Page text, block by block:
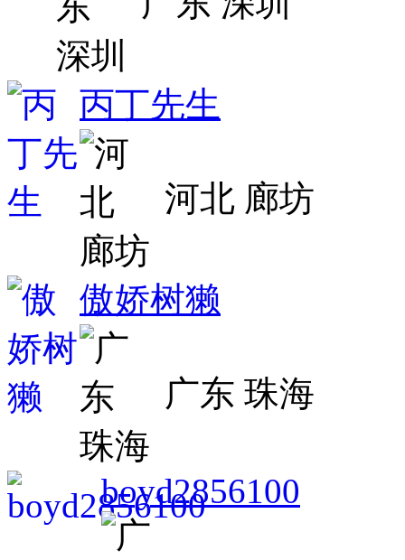
丙丁先生
河北 廊坊
傲娇树獭
广东 珠海
boyd2856100